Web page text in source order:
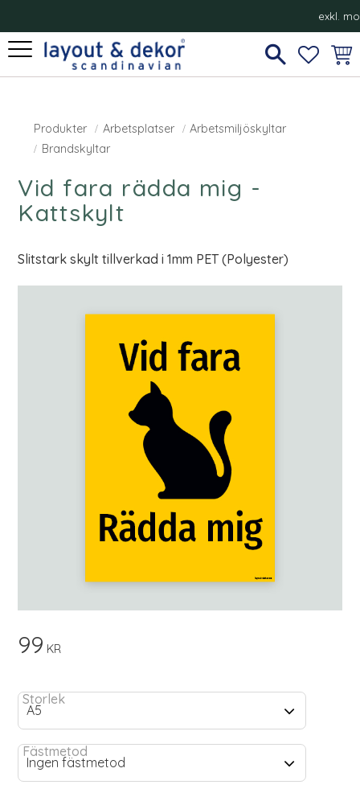
Meny
exkl.
Produkter Arbetsplatser
Arbetsmiljöskyltar
Brandskyltar
Vid fara rädda mig -
Kattskylt
Slitstark skylt tillverkad i 1mm PET (Polyester)
99 KR
Storlek
Fästmetod